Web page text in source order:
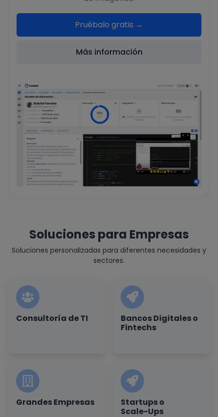
Pruébalo gratis →
Más información
Soluciones para Empresas
Soluciones personalizadas para diferentes necesidades y
sectores.
Consultoría de TI
Bancos Digitales o
Fintechs
Grandes Empresas
Startups o
Scale-Ups